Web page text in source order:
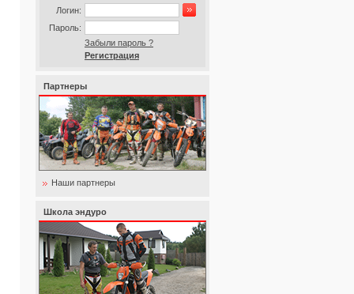
Логин:
Пароль:
Забыли пароль ?
Регистрация
Партнеры
Наши партнеры
Школа эндуро